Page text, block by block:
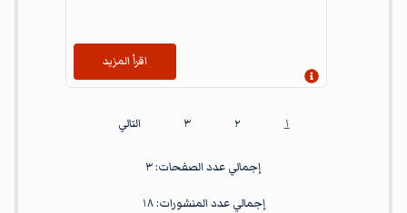
إظهار المعلومات
اقرأ المزيد
١ ٢ ٣ التالي
إجمالي عدد الصفحات:٣
إجمالي عدد المنشورات:١٨